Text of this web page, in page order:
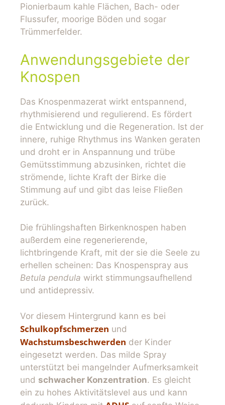
Pionierbaum kahle Flächen, Bach- oder
Flussufer, moorige Böden und sogar
Trümmerfelder.
Anwendungsgebiete der
Knospen
Das Knospenmazerat wirkt entspannend,
rhythmisierend und regulierend. Es fördert
die Entwicklung und die Regeneration. Ist der
innere, ruhige Rhythmus ins Wanken geraten
und droht er in Anspannung und trübe
Gemütsstimmung abzusinken, richtet die
strömende, lichte Kraft der Birke die
Stimmung auf und gibt das leise Fließen
zurück.
Die frühlingshaften Birkenknospen haben
außerdem eine regenerierende,
lichtbringende Kraft, mit der sie die Seele zu
erhellen scheinen: Das Knospenspray aus
Betula pendula wirkt stimmungsaufhellend
und antidepressiv.
Vor diesem Hintergrund kann es bei
Schulkopfschmerzen und
Wachstumsbeschwerden der Kinder
eingesetzt werden. Das milde Spray
unterstützt bei mangelnder Aufmerksamkeit
und schwacher Konzentration. Es gleicht
ein zu hohes Aktivitätslevel aus und kann